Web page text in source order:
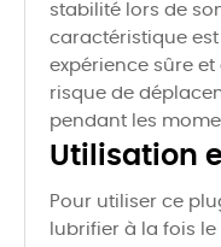
stabilité lors de
caractéristique
expérience sûre
risque de
pendant les
Utilisation
Pour utiliser ce
lubrifier à la fois